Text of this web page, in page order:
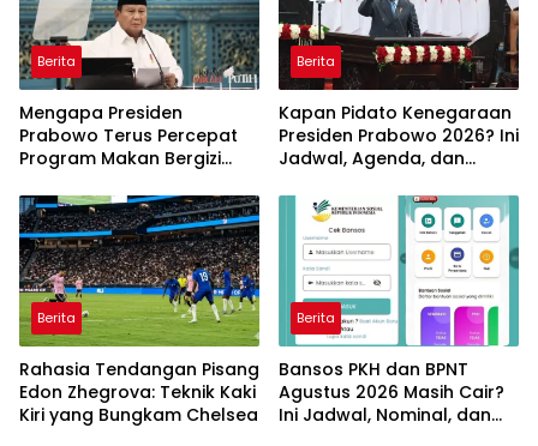
Berita
Mengapa Presiden
Prabowo Terus Percepat
Program Makan Bergizi
Manfaatnya
Berita
Kapan Pidato Kenegaraan
Presiden Prabowo 2026? Ini
Jadwal, Agenda, dan
Berita
Rahasia Tendangan Pisang
Edon Zhegrova: Teknik Kaki
Kiri yang Bungkam Chelsea
Berita
Bansos PKH dan BPNT
Agustus 2026 Masih Cair?
Ini Jadwal, Nominal, dan